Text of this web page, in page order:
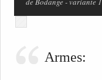
Armes: